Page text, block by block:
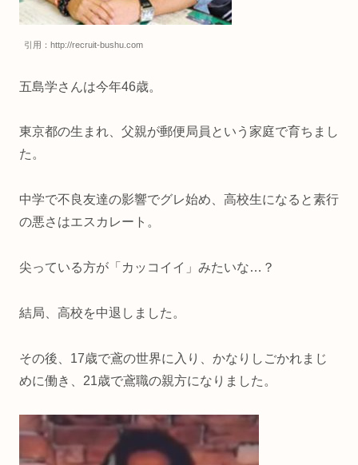
引用：http://recruit-bushu.com
五島学さんは今年46歳。
東京都の生まれ、父親が郵便局員という家庭で育ちまし
た。
中学で不良友達の影響でグレ始め、高校生になると素行
の悪さはエスカレート。
尖っている方が「カッコイイ」みたいな…？
結局、高校を中退しました。
その後、17歳で鳶の世界に入り、かなりしごかれまじ
めに働き、21歳で鳶職の親方になりました。